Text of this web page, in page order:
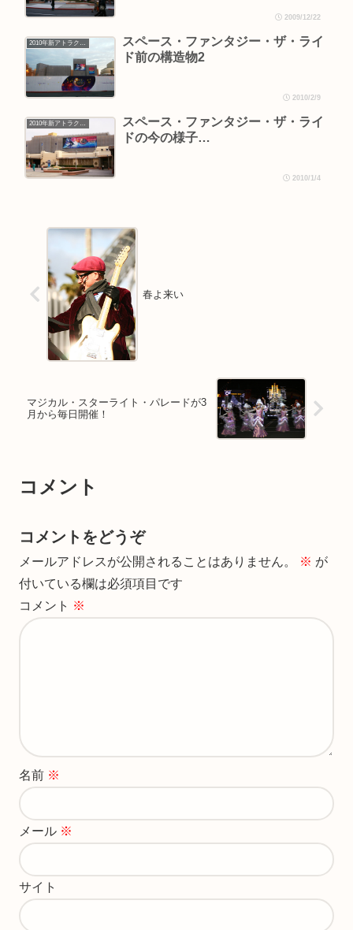
2009/12/22
2010年新アトラクション
スペース・ファンタジー・ザ・ライ
ド前の構造物2
2010/2/9
2010年新アトラクション
スペース・ファンタジー・ザ・ライ
ドの今の様子…
2010/1/4
春よ来い
マジカル・スターライト・パレードが3
月から毎日開催！
コメント
コメントをどうぞ
メールアドレスが公開されることはありません。 ※ が
付いている欄は必須項目です
コメント ※
名前 ※
メール ※
サイト